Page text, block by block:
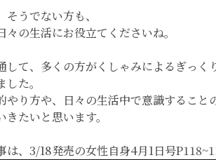
うでない方も、
々の生活にお役立てくださいね。
して、多くの方がくしゃみによるぎっく
た。
やり方や、日々の生活中で意識すること
たいと思います。
は、3/18発売の女性自身4月1日号